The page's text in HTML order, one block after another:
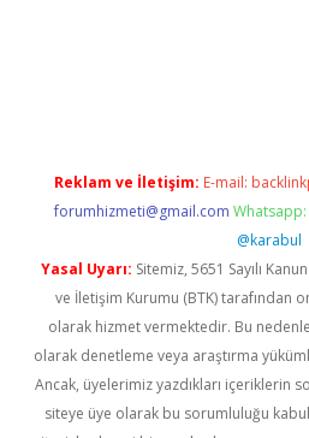
Reklam ve İletişim: E-mail:
forumhizmeti@gmail.com
@karabul
Yasal Uyarı: Sitemiz, 5651 Sayılı
ve İletişim Kurumu (BTK) tarafından
olarak hizmet vermektedir. Bu
olarak denetleme veya araştırma
Ancak, üyelerimiz yazdıkları içeriklerin
siteye üye olarak bu sorumluluğu